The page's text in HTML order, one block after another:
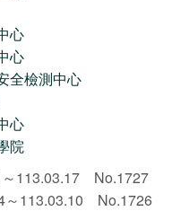
心
心
全檢測中心
心
院
～113.03.17 No.1727
～113.03.10 No.1726